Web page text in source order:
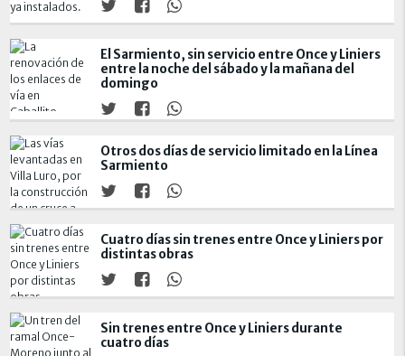
El Sarmiento, sin servicio entre Once y Liniers
entre la noche del sábado y la mañana del
domingo
Otros dos días de servicio limitado en la Línea
Sarmiento
Cuatro días sin trenes entre Once y Liniers por
distintas obras
Sin trenes entre Once y Liniers durante
cuatro días